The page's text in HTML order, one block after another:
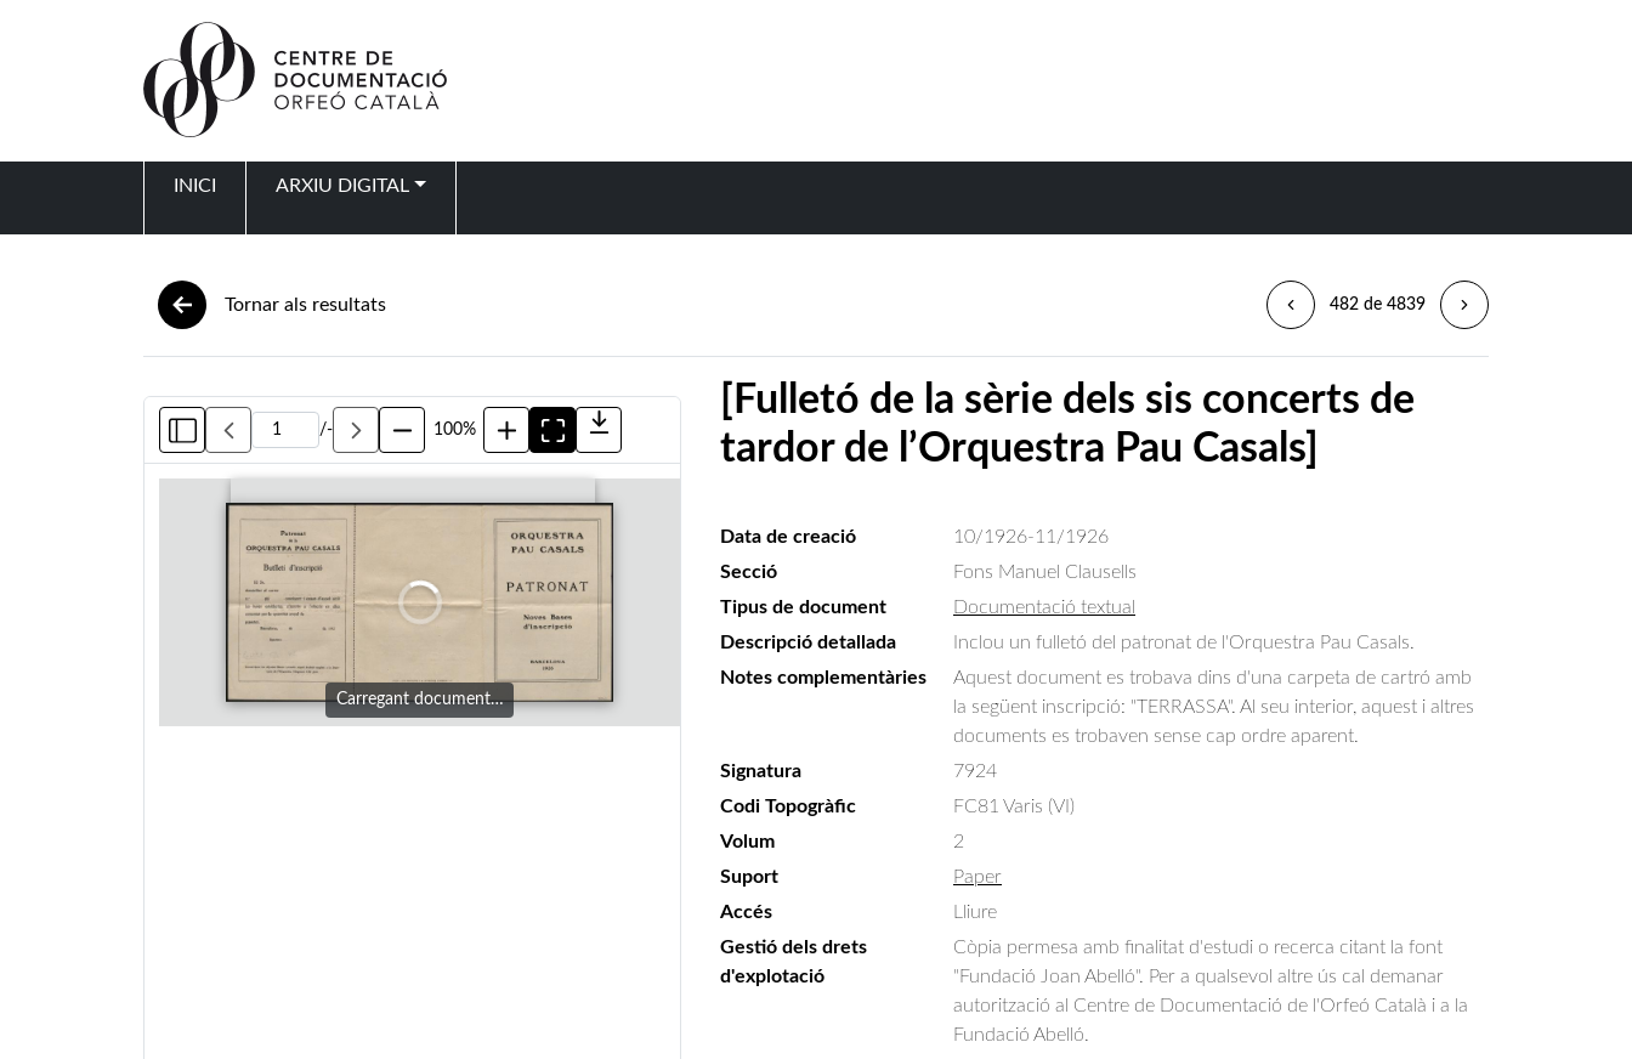
INICI ARXIU DIGITAL
Tornar als resultats 482 de 4839
/- 100%
Carregant document…
[Fulletó de la sèrie dels sis concerts de
tardor de l’Orquestra Pau Casals]
Data de creació
10/1926-11/1926
Secció
Fons Manuel Clausells
Tipus de document
Documentació textual
Descripció detallada
Inclou un fulletó del patronat de l'Orquestra Pau Casals.
Notes complementàries
Aquest document es trobava dins d'una carpeta de cartró amb
la següent inscripció: "TERRASSA". Al seu interior, aquest i altres
documents es trobaven sense cap ordre aparent.
Signatura
7924
Codi Topogràfic
FC81 Varis (VI)
Volum
2
Suport
Paper
Accés
Lliure
Gestió dels drets
d'explotació
Còpia permesa amb finalitat d'estudi o recerca citant la font
"Fundació Joan Abelló". Per a qualsevol altre ús cal demanar
autorització al Centre de Documentació de l'Orfeó Català i a la
Fundació Abelló.